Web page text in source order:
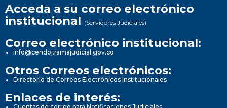
Acceda a su correo electrónico
institucional (Servidores Judiciales)
Correo electrónico institucional:
info@cendoj.ramajudicial.gov.co
Otros Correos electrónicos:
Directorio de Correos Electrónicos Institucionales
Enlaces de interés: